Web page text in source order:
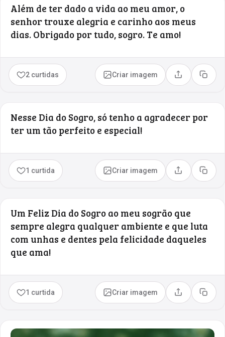
Além de ter dado a vida ao meu amor, o
senhor trouxe alegria e carinho aos meus
dias. Obrigado por tudo, sogro. Te amo!
2 curtidas Criar imagem Compartilhar
Copiar
Nesse Dia do Sogro, só tenho a agradecer por
ter um tão perfeito e especial!
1 curtida Criar imagem Compartilhar
Copiar
Um Feliz Dia do Sogro ao meu sogrão que
sempre alegra qualquer ambiente e que luta
com unhas e dentes pela felicidade daqueles
que ama!
1 curtida Criar imagem Compartilhar
Copiar